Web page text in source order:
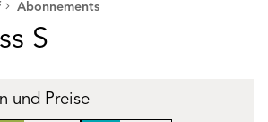
ÖFFNEN
Abonnements
S
und Preise